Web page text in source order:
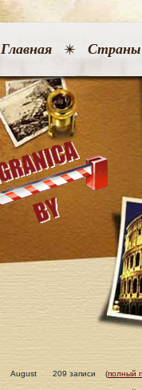
Главная Страны
August 209 записи (полный